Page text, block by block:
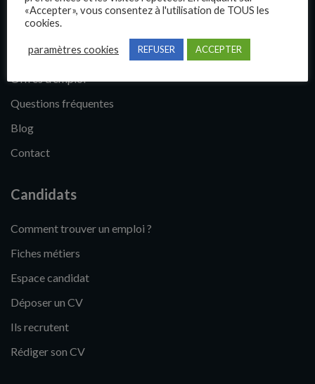
Présentation
Publier une annonce
Offres d’emploi
Questions fréquentes
Blog
Contact
Candidats
Comment trouver un emploi ?
Fiches métiers
Espace candidat
Déposer un CV
Ils recrutent
Rédiger son CV
«Accepter», vous consentez à l'utilisation de TOUS les
cookies.
paramètres cookies REFUSER ACCEPTER